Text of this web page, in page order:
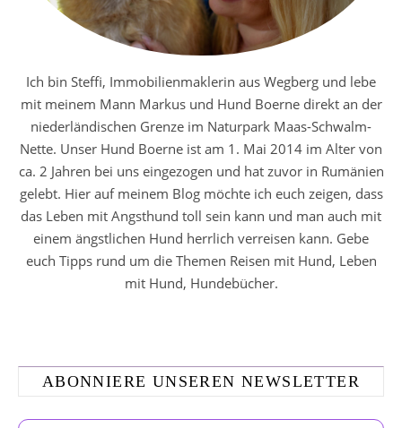
Ich bin Steffi, Immobilienmaklerin aus Wegberg und lebe
mit meinem Mann Markus und Hund Boerne direkt an der
niederländischen Grenze im Naturpark Maas-Schwalm-
Nette. Unser Hund Boerne ist am 1. Mai 2014 im Alter von
ca. 2 Jahren bei uns eingezogen und hat zuvor in Rumänien
gelebt. Hier auf meinem Blog möchte ich euch zeigen, dass
das Leben mit Angsthund toll sein kann und man auch mit
einem ängstlichen Hund herrlich verreisen kann. Gebe
euch Tipps rund um die Themen Reisen mit Hund, Leben
mit Hund, Hundebücher.
ABONNIERE UNSEREN NEWSLETTER